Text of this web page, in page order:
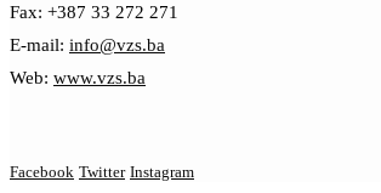
Fax: +387 33 272 271
E-mail: info@vzs.ba
Web: www.vzs.ba
Facebook Twitter Instagram